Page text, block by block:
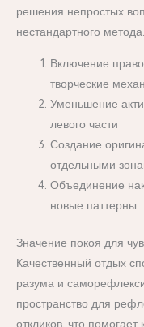
решения непростых
нестандартного метода.
Включение
творческие
Уменьшение
левого части
Создание
отдельными
Объединение
новые паттерны
Значение покоя для
Качественный отдых
разума и
пространство для
откликов, что